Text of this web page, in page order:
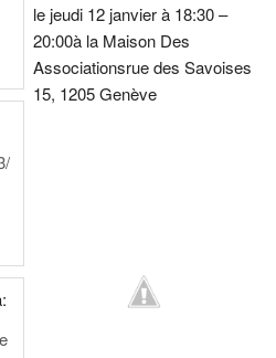
le jeudi 12 janvier à 18:30 –
20:00à la Maison Des
Associationsrue des Savoises
15, 1205 Genève